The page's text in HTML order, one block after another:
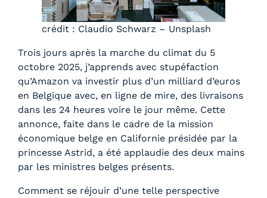
crédit : Claudio Schwarz – Unsplash
Trois jours après la marche du climat du 5
octobre 2025, j’apprends avec stupéfaction
qu’Amazon va investir plus d’un milliard d’euros
en Belgique avec, en ligne de mire, des livraisons
dans les 24 heures voire le jour même. Cette
annonce, faite dans le cadre de la mission
économique belge en Californie présidée par la
princesse Astrid, a été applaudie des deux mains
par les ministres belges présents.
Comment se réjouir d’une telle perspective